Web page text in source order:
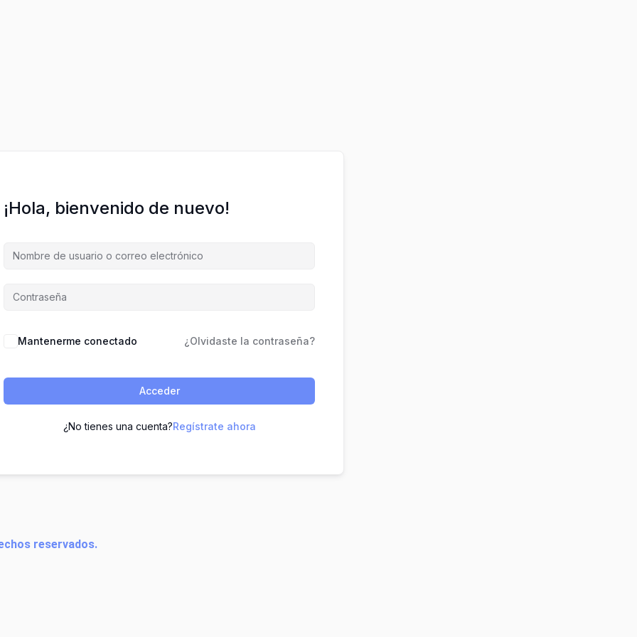
¡Hola, bienvenido de nuevo!
Mantenerme conectado ¿Olvidaste la contraseña?
Acceder
¿No tienes una cuenta?Regístrate ahora
reservados.